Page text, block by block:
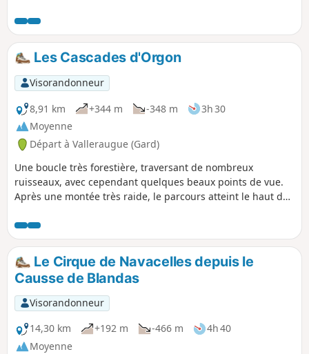
Française.
Les Cascades d'Orgon
Visorandonneur
8,91 km
+344 m -348 m
3h 30
Moyenne
Départ à Valleraugue (Gard)
Une boucle très forestière, traversant de nombreux
ruisseaux, avec cependant quelques beaux points de vue.
Après une montée très raide, le parcours atteint le haut des
celles-ci.
Le Cirque de Navacelles depuis le
Causse de Blandas
Visorandonneur
14,30 km
+192 m -466 m
4h 40
Moyenne